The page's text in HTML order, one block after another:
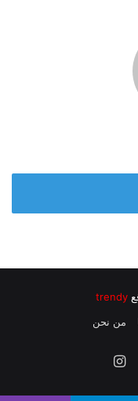
trendy
من نحن